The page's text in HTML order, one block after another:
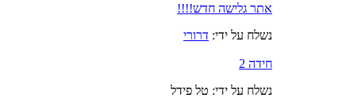
אתר גלישה חדש!!!!
נשלח על ידי: דרורי
חידה 2
נשלח על ידי: טל פידל